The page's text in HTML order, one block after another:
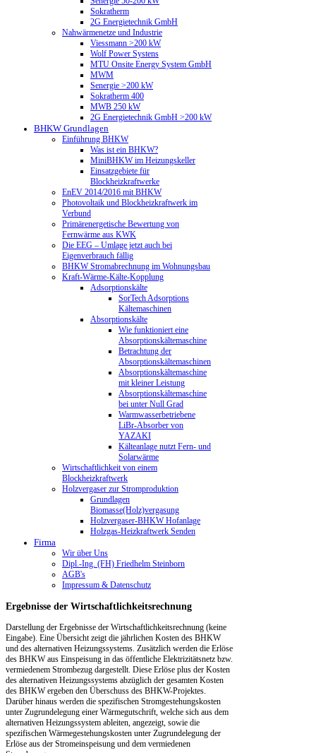
Sokratherm
2G Energietechnik GmbH
Nahwärmenetze und Industrie
Viessmann >200 kW
Wolf Power Systens
MTU Onsite Energy System GmbH
MWM
Senergie >200 kW
Sokratherm 400
MWB 250 kW
2G Energietechnik GmbH >200 kW
BHKW Grundlagen
Einführung BHKW
Was ist ein BHKW?
MiniBHKW im Heizungskeller
Einsatzgebiete für
Blockheizkraftwerke
EnEV 2014/2016 mit BHKW
Photovoltaik und Blockheizkraftwerk im
Verbund
Primärenergetische Bewertung von
Fernwärme aus KWK
Die EEG – Umlage jetzt auch bei
Eigenverbrauch fällig
BHKW Stromabrechnung im Wohnungsbau
Kraft-Wärme-Kälte-Kopplung
Adsorptionskälte
SorTech Adsorptions
Kältemaschinen
Absorptionskälte
Wie funktioniert eine
Absorptionskältemaschine
Betrachtung der
Absorptionskältemaschinen
Absorptionskältemaschine
mit kleiner Leistung
Absorptionskältemaschine
bei unter Null Grad
Warmwasserbetriebene
LiBr-Absorber von
YAZAKI
Kälteanlage nutzt Fern- und
Solarwärme
Wirtschaftlichkeit von einem
Blockheizkraftwerk
Holzvergaser zur Stromproduktion
Grundlagen
Biomasse(Holz)vergasung
Holzvergaser-BHKW Hofanlage
Holzgas-Heizkraftwerk Senden
Firma
Wir über Uns
Dipl.-Ing. (FH) Friedhelm Steinborn
AGB's
Impressum & Datenschutz
Ergebnisse der Wirtschaftlichkeitsrechnung
Darstellung der Ergebnisse der Wirtschaftlichkeitsrechnung (keine
Eingabe). Eine Übersicht zeigt die jährlichen Kosten des BHKW
und des alternativen Heizungssystems. Zusätzlich werden die Erlöse
des BHKW aus Einspeisung in das öffentliche Elektrizitätsnetz bzw.
vermiedenem Strombezug dargestellt. Diese Erlöse plus der Kosten
des alternativen Heizungssystems abzüglich der gesamten Kosten
des BHKW ergeben den Überschuss des BHKW-Projektes.
Darüber hinaus werden die spezifischen Stromgestehungskosten
unter Zugrundelegung einer Wärmegutschrift, welche sich aus dem
alternativen Heizungssystem ableiten, angezeigt, sowie die
spezifischen Wärmegestehungskosten unter Zugrundelegung der
Erlöse aus der Stromeinspeisung und dem vermiedenen